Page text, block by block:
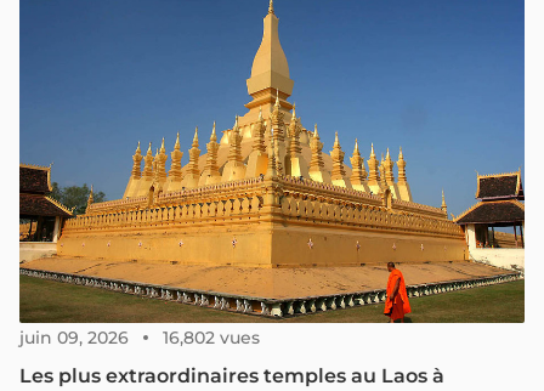
juin 09, 2026 16,802 vues
Les plus extraordinaires temples au Laos à